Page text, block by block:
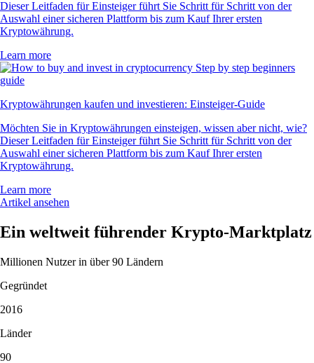
Dieser Leitfaden für Einsteiger führt Sie Schritt für Schritt von der
Auswahl einer sicheren Plattform bis zum Kauf Ihrer ersten
Kryptowährung.
Learn more
Kryptowährungen kaufen und investieren: Einsteiger-Guide
Möchten Sie in Kryptowährungen einsteigen, wissen aber nicht, wie?
Dieser Leitfaden für Einsteiger führt Sie Schritt für Schritt von der
Auswahl einer sicheren Plattform bis zum Kauf Ihrer ersten
Kryptowährung.
Learn more
Artikel ansehen
Ein weltweit führender Krypto-Marktplatz
Millionen Nutzer in über 90 Ländern
Gegründet
2016
Länder
90